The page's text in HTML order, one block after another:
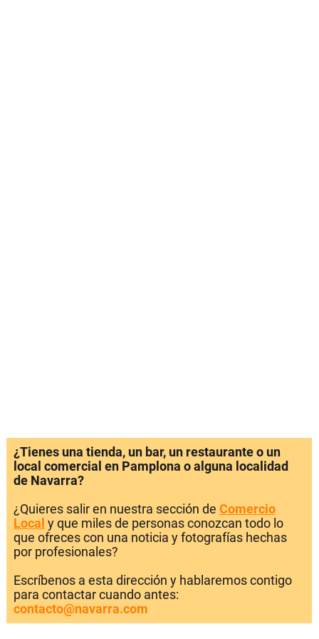
¿Tienes una tienda, un bar, un restaurante o un
local comercial en Pamplona o alguna localidad
de Navarra?
¿Quieres salir en nuestra sección de Comercio
Local y que miles de personas conozcan todo lo
que ofreces con una noticia y fotografías hechas
por profesionales?
Escríbenos a esta dirección y hablaremos contigo
para contactar cuando antes:
contacto@navarra.com